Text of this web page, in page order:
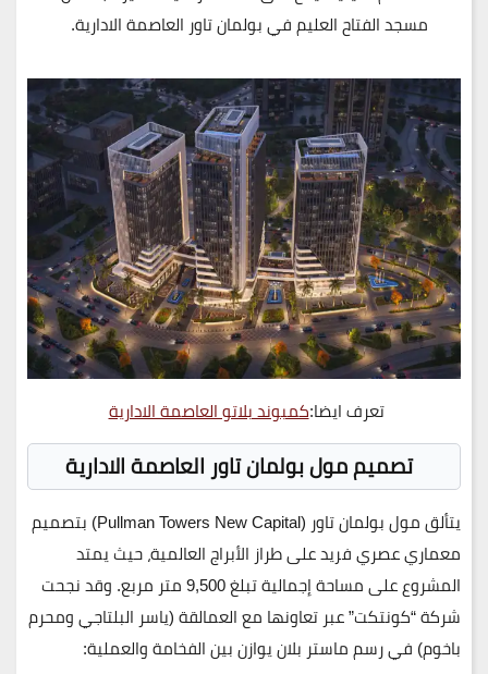
مسجد الفتاح العليم في بولمان تاور العاصمة الادارية.
تعرف ايضا:كمبوند بلاتو العاصمة الادارية
تصميم مول بولمان تاور العاصمة الادارية
يتألقمول بولمان تاور (Pullman Towers New Capital)
بتصميم
معماري عصري فريد على طراز الأبراج العالمية، حيث يمتد
المشروع على مساحة إجمالية تبلغ9,500 متر مربع
. وقد نجحت
شركة “كونتكت” عبر تعاونها مع العمالقة (ياسر البلتاجي ومحرم
باخوم) في رسم ماستر بلان يوازن بين الفخامة والعملية: